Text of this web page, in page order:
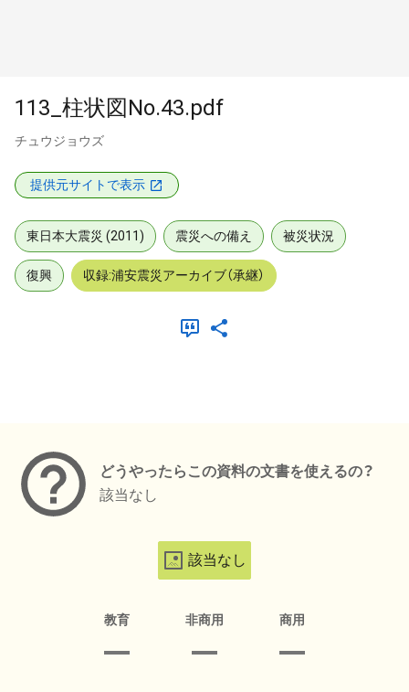
113_柱状図No.43.pdf
チュウジョウズ
提供元サイトで表示
東日本大震災 (2011) 震災への備え 被災状況
復興 収録:浦安震災アーカイブ（承継）
どうやったらこの資料の文書を使えるの？
該当なし
該当なし
教育 非商用 商用